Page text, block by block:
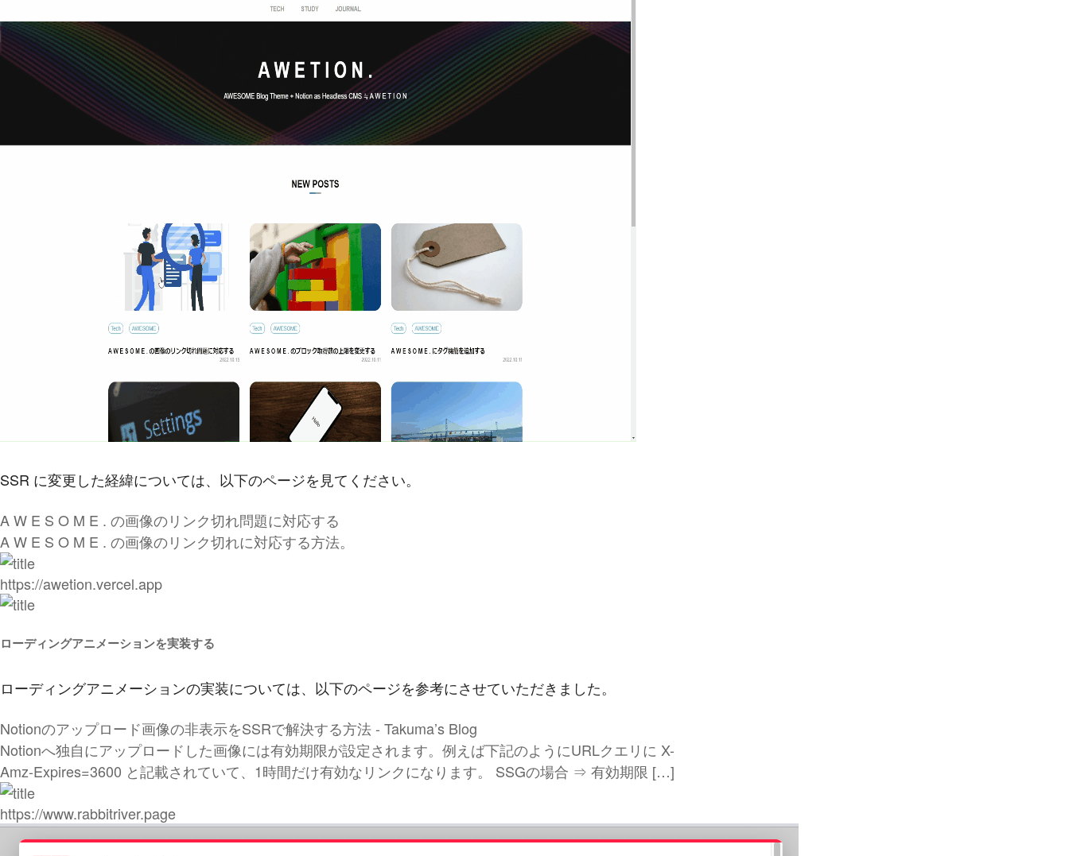
SSR に変更した経緯については、以下のページを見てください。
A W E S O M E . の画像のリンク切れ問題に対応する
A W E S O M E . の画像のリンク切れに対応する方法。
https://awetion.vercel.app
ローディングアニメーションを実装する
ローディングアニメーションの実装については、以下のページを参考にさせていただきました。
Notionのアップロード画像の非表示をSSRで解決する方法 - Takuma’s Blog
Notionへ独自にアップロードした画像には有効期限が設定されます。例えば下記のようにURLクエリに X-
Amz-Expires=3600 と記載されていて、1時間だけ有効なリンクになります。 SSGの場合 ⇒ 有効期限 […]
https://www.rabbitriver.page